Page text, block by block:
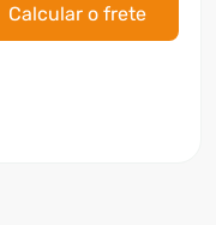
Calcular o frete